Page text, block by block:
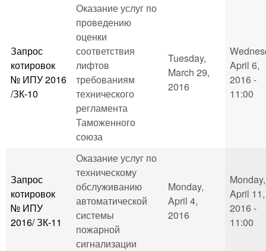
Запрос
котировок
№ ИПУ 2016
/ЗК-10
Оказание услуг по
проведению
оценки
соответствия
лифтов
требованиям
технического
регламента
Таможенного
союза
Tuesday,
March 29,
2016
April 6,
2016 -
11:00
Запрос
котировок
№ ИПУ
2016/ ЗК-11
Оказание услуг по
техническому
обслуживанию
автоматической
системы
пожарной
сигнализации
Monday,
April 4,
2016
Monday,
April 11,
2016 -
11:00